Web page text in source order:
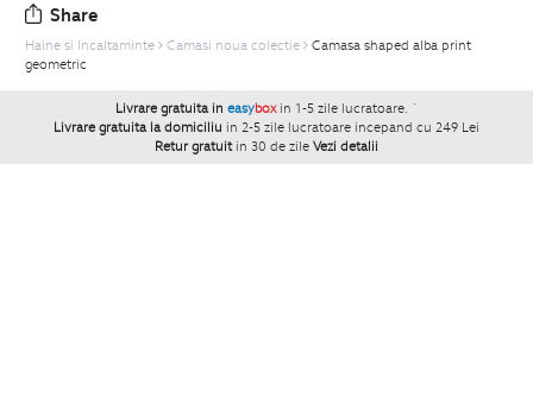
Share
Haine si Incaltaminte Camasi noua colectie
Camasa shaped alba print
geometric
Livrare gratuita in easybox in 1-5 zile lucratoare. `
Livrare gratuita la domiciliu in 2-5 zile lucratoare incepand cu 249 Lei
Retur gratuit in 30 de zile Vezi detalii